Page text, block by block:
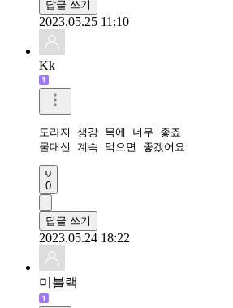
답글 쓰기
2023.05.25 11:10
Kk
도라지 생강 목에 너무 좋죠
물대신 계속 먹으면 좋겠어요
0
답글 쓰기
2023.05.24 18:22
미블랙